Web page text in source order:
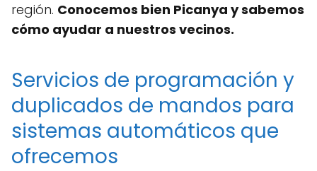
región. Conocemos bien Picanya y sabemos
cómo ayudar a nuestros vecinos.
Servicios de programación y
duplicados de mandos para
sistemas automáticos que
ofrecemos